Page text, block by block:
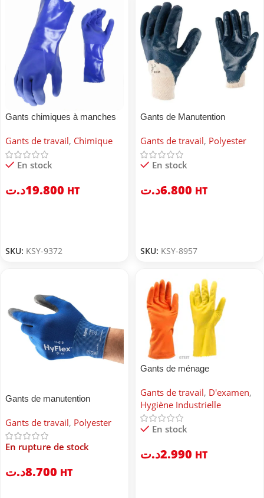
Gants chimiques à manches
Gants de travail, Chimique
En stock
19.800د.ت HT
SKU: KSY-9372
Gants de Manutention
Gants de travail, Polyester
En stock
6.800د.ت HT
SKU: KSY-8957
Gants de manutention
Gants de travail, Polyester
En rupture de stock
8.700د.ت HT
Gants de ménage
Gants de travail, D'examen,
Hygiène Industrielle
En stock
2.990د.ت HT